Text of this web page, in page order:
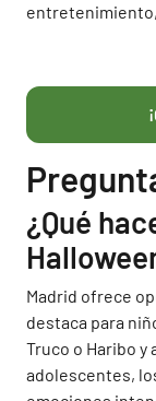
¿Qué
Madrid ofrece
destaca para
Truco o Haribo
adolescentes,